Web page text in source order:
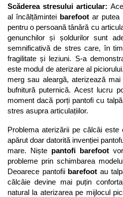
Scăderea stresului articular:
al încălțămintei barefoot ar putea
pentru o persoană tânără cu
genunchilor și șoldurilor sunt
semnificativă de stres care, în
fragilitate și leziuni. S-a
este modul de aterizare al
merg sau aleargă, aterizează
bufnitură puternică. Acest lucru
moment dacă porți pantofi cu
stres asupra articulațiilor.
Problema aterizării pe călcâi
apărut doar datorită invenției
mare. Niște pantofi barefoot vor
probleme prin schimbarea
Deoarece pantofii barefoot au
călcâie devine mai puțin
natural la aterizarea pe mijlocul